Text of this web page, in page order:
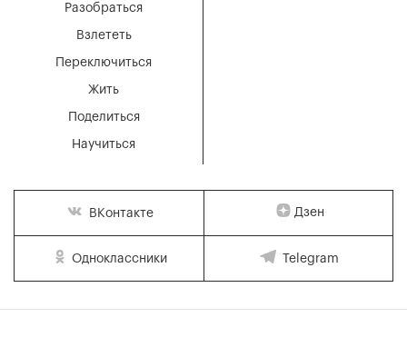
Разобраться
Взлететь
Переключиться
Жить
Поделиться
Научиться
ВКонтакте Дзен
Одноклассники Telegram